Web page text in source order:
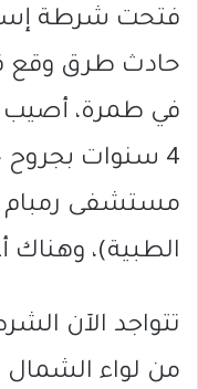
فتحت شرطة
حادث طرق وقع
في طمرة، أصيب
4 سنوات
مستشفى رمبام
الطبية)، وهناك
تتواجد الآن
من لواء